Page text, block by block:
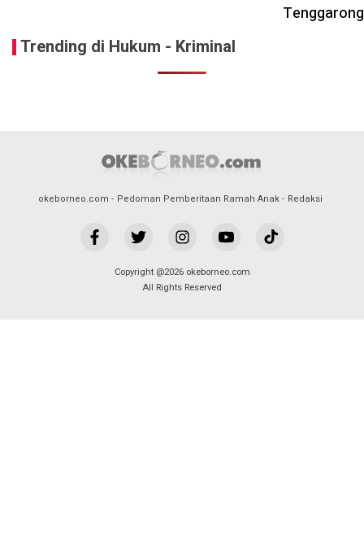
Trending di Hukum - Kriminal
okeborneo.com Pedoman Pemberitaan Ramah Anak Redaksi
Copyright @2026 okeborneo.com
All Rights Reserved